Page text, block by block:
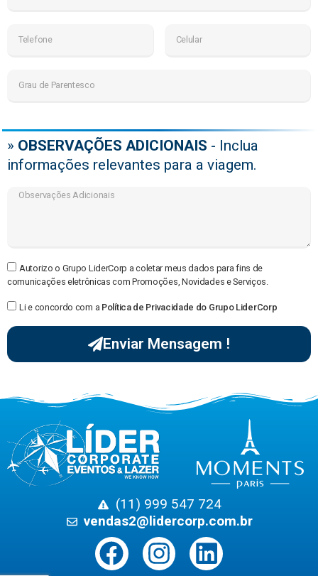
» OBSERVAÇÕES ADICIONAIS - Inclua
informações relevantes para a viagem.
Autorizo o Grupo LiderCorp a coletar meus dados para fins de
comunicações eletrônicas com Promoções, Novidades e Serviços.
Li e concordo com a Política de Privacidade do Grupo LiderCorp
Enviar Mensagem !
(11) 999 547 724
vendas2@lidercorp.com.br